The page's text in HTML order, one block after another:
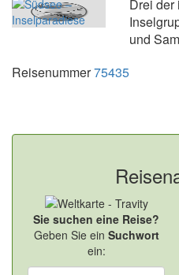
Drei der
und
Reisenummer75435
Sie suchen eine Reise?
Geben Sie ein Suchwort
ein: